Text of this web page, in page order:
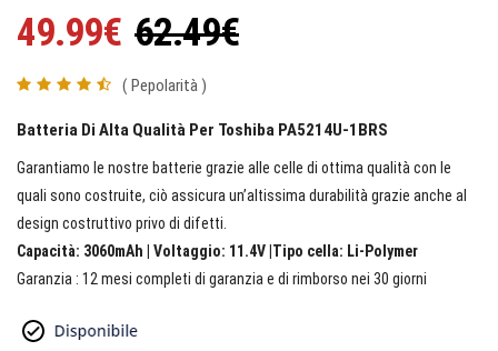
49.99€ 62.49€
( Pepolarità )
Batteria Di Alta Qualità Per Toshiba PA5214U-1BRS
Garantiamo le nostre batterie grazie alle celle di ottima qualità con le
quali sono costruite, ciò assicura un’altissima durabilità grazie anche al
design costruttivo privo di difetti.
Capacità: 3060mAh | Voltaggio: 11.4V |Tipo cella: Li-Polymer
Garanzia : 12 mesi completi di garanzia e di rimborso nei 30 giorni